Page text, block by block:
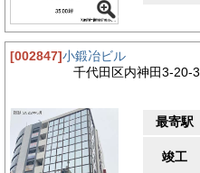
[002847]小鍛冶ビル
千代田区内神田3-20-3
最寄駅
竣工